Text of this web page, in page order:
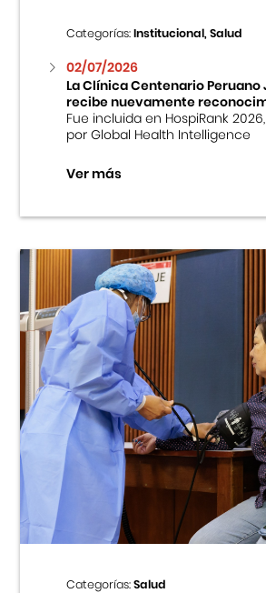
Categorías:Institucional, Salud
02/07/2026
La Clínica Centenario Peruano
recibe nuevamente
Fue incluida en HospiRank
por Global Health Intelligence
Ver más
Categorías:Salud